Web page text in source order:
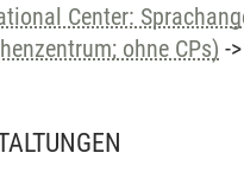
Center:
ohne CPs) ->